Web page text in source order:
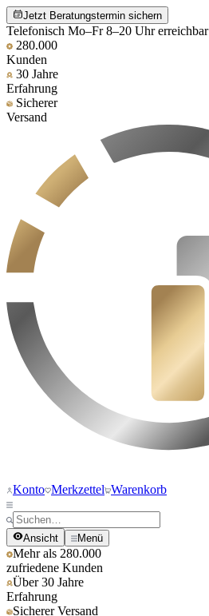
Jetzt Beratungstermin sichern
Telefonisch Mo–Fr 8–20 Uhr erreichbar
280.000
Kunden
30 Jahre
Erfahrung
Sicherer
Versand
Konto Merkzettel Warenkorb
Ansicht Menü
Mehr als 280.000
zufriedene Kunden
Über 30 Jahre
Erfahrung
Sicherer Versand